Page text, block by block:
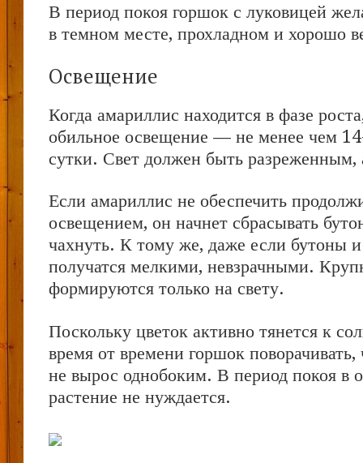
В период покоя горшок с луковицей
в темном месте, прохладном и хорошо
Освещение
Когда амариллис находится в фазе
обильное освещение — не менее чем
сутки. Свет должен быть
Если амариллис не обеспечить
освещением, он начнет сбрасывать
чахнуть. К тому же, даже если бутоны и
получатся мелкими, невзрачными.
формируются только на свету.
Поскольку цветок активно тянется к
время от времени горшок
не вырос однобоким. В период покоя в
растение не нуждается.